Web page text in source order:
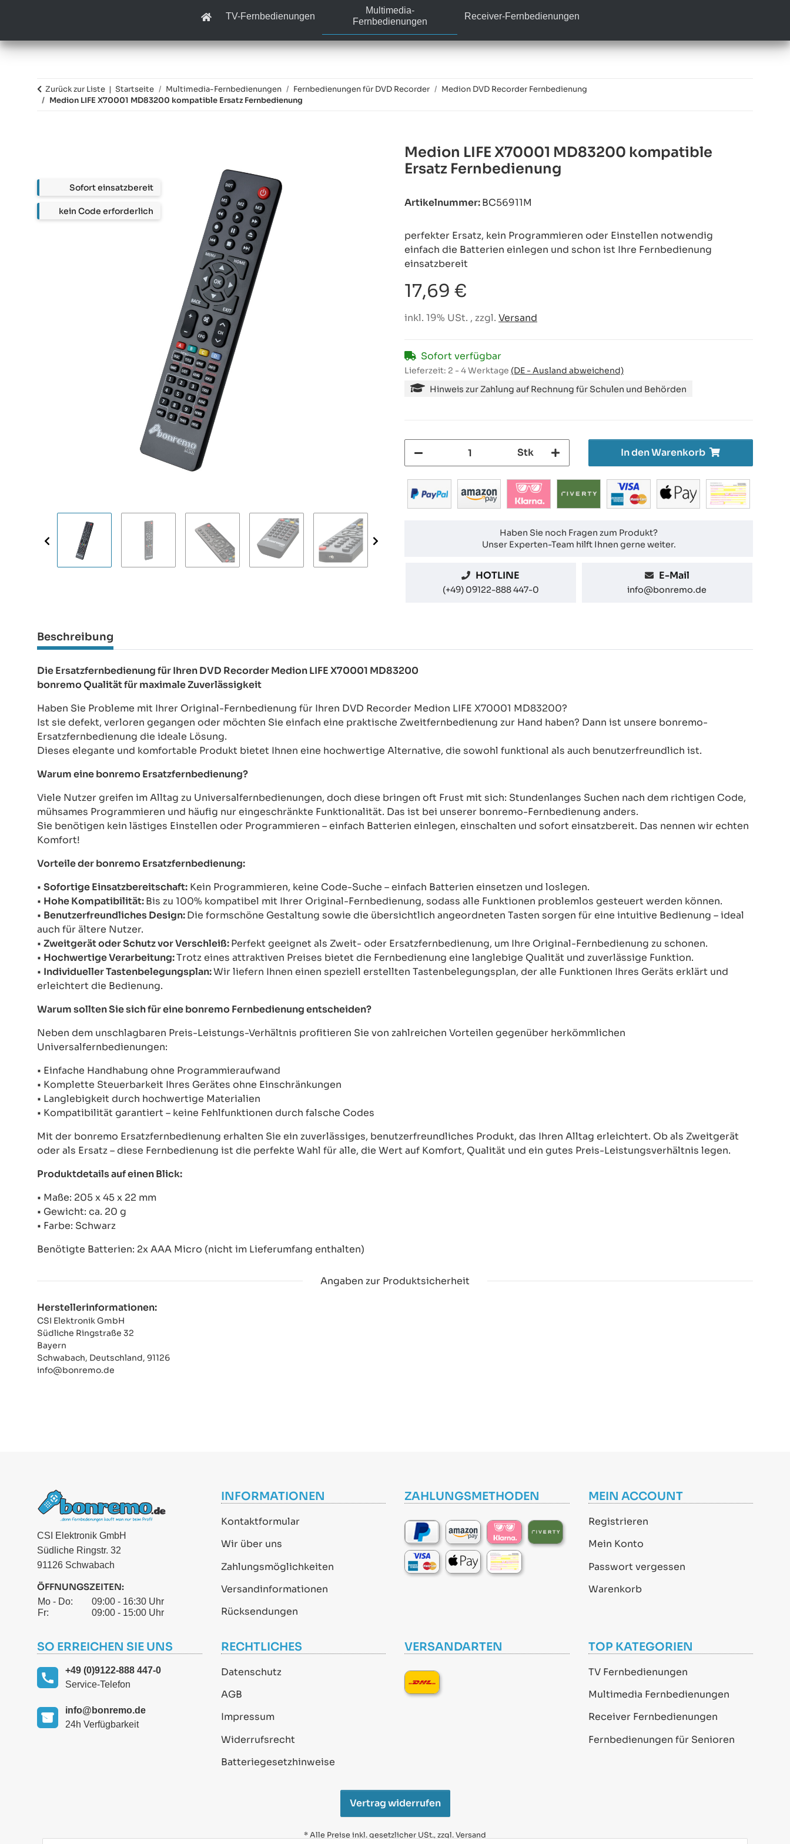
TV-Fernbedienungen
Multimedia-
Fernbedienungen
Receiver-Fernbedienungen
Zurück zur Liste Startseite Multimedia-Fernbedienungen Fernbedienungen für DVD Recorder
Medion DVD Recorder Fernbedienung
Medion LIFE X70001 MD83200 kompatible Ersatz Fernbedienung
Medion LIFE X70001 MD83200 kompatible
Ersatz Fernbedienung
Artikelnummer:BC56911M
perfekter Ersatz, kein Programmieren oder Einstellen notwendig
einfach die Batterien einlegen und schon ist Ihre Fernbedienung
einsatzbereit
17,69 €
inkl. 19% USt. , zzgl. Versand
Sofort verfügbar
Lieferzeit: 2 - 4 Werktage (DE - Ausland abweichend)
Hinweis zur Zahlung auf Rechnung für Schulen und Behörden
Stk In den Warenkorb
Haben Sie noch Fragen zum Produkt?
Unser Experten-Team hilft Ihnen gerne weiter.
HOTLINE
(+49) 09122-888 447-0
E-Mail
info@bonremo.de
Beschreibung
Die Ersatzfernbedienung für Ihren DVD Recorder Medion LIFE X70001 MD83200
bonremo Qualität für maximale Zuverlässigkeit
Haben Sie Probleme mit Ihrer Original-Fernbedienung für Ihren DVD Recorder Medion LIFE X70001 MD83200?
Ist sie defekt, verloren gegangen oder möchten Sie einfach eine praktische Zweitfernbedienung zur Hand haben? Dann ist unsere bonremo-
Ersatzfernbedienung die ideale Lösung.
Dieses elegante und komfortable Produkt bietet Ihnen eine hochwertige Alternative, die sowohl funktional als auch benutzerfreundlich ist.
Warum eine bonremo Ersatzfernbedienung?
Viele Nutzer greifen im Alltag zu Universalfernbedienungen, doch diese bringen oft Frust mit sich: Stundenlanges Suchen nach dem richtigen Code,
mühsames Programmieren und häufig nur eingeschränkte Funktionalität. Das ist bei unserer bonremo-Fernbedienung anders.
Sie benötigen kein lästiges Einstellen oder Programmieren – einfach Batterien einlegen, einschalten und sofort einsatzbereit. Das nennen wir echten
Komfort!
Vorteile der bonremo Ersatzfernbedienung:
• Sofortige Einsatzbereitschaft: Kein Programmieren, keine Code-Suche – einfach Batterien einsetzen und loslegen.
• Hohe Kompatibilität:Bis zu 100% kompatibel mit Ihrer Original-Fernbedienung, sodass alle Funktionen problemlos gesteuert werden können.
• Benutzerfreundliches Design:Die formschöne Gestaltung sowie die übersichtlich angeordneten Tasten sorgen für eine intuitive Bedienung – ideal
auch für ältere Nutzer.
• Zweitgerät oder Schutz vor Verschleiß:Perfekt geeignet als Zweit- oder Ersatzfernbedienung, um Ihre Original-Fernbedienung zu schonen.
• Hochwertige Verarbeitung:Trotz eines attraktiven Preises bietet die Fernbedienung eine langlebige Qualität und zuverlässige Funktion.
• Individueller Tastenbelegungsplan:Wir liefern Ihnen einen speziell erstellten Tastenbelegungsplan, der alle Funktionen Ihres Geräts erklärt und
erleichtert die Bedienung.
Warum sollten Sie sich für eine bonremo Fernbedienung entscheiden?
Neben dem unschlagbaren Preis-Leistungs-Verhältnis profitieren Sie von zahlreichen Vorteilen gegenüber herkömmlichen
Universalfernbedienungen:
• Einfache Handhabung ohne Programmieraufwand
• Komplette Steuerbarkeit Ihres Gerätes ohne Einschränkungen
• Langlebigkeit durch hochwertige Materialien
• Kompatibilität garantiert – keine Fehlfunktionen durch falsche Codes
Mit der bonremo Ersatzfernbedienung erhalten Sie ein zuverlässiges, benutzerfreundliches Produkt, das Ihren Alltag erleichtert. Ob als Zweitgerät
oder als Ersatz – diese Fernbedienung ist die perfekte Wahl für alle, die Wert auf Komfort, Qualität und ein gutes Preis-Leistungsverhältnis legen.
Produktdetails auf einen Blick:
• Maße: 205 x 45 x 22 mm
• Gewicht: ca. 20 g
• Farbe: Schwarz
Benötigte Batterien: 2x AAA Micro (nicht im Lieferumfang enthalten)
Angaben zur Produktsicherheit
Herstellerinformationen:
CSI Elektronik GmbH
Südliche Ringstraße 32
Bayern
Schwabach, Deutschland, 91126
info@bonremo.de
CSI Elektronik GmbH
Südliche Ringstr. 32
91126 Schwabach
ÖFFNUNGSZEITEN:
Mo - Do:
09:00 - 16:30 Uhr
Fr:
09:00 - 15:00 Uhr
INFORMATIONEN
Kontaktformular
Wir über uns
Zahlungsmöglichkeiten
Versandinformationen
Rücksendungen
ZAHLUNGSMETHODEN MEIN ACCOUNT
Registrieren
Mein Konto
Passwort vergessen
Warenkorb
SO ERREICHEN SIE UNS
+49 (0)9122-888 447-0
Service-Telefon
info@bonremo.de
24h Verfügbarkeit
RECHTLICHES
Datenschutz
AGB
Impressum
Widerrufsrecht
Batteriegesetzhinweise
VERSANDARTEN TOP KATEGORIEN
TV Fernbedienungen
Multimedia Fernbedienungen
Receiver Fernbedienungen
Fernbedienungen für Senioren
Vertrag widerrufen
* Alle Preise inkl. gesetzlicher USt., zzgl.Versand